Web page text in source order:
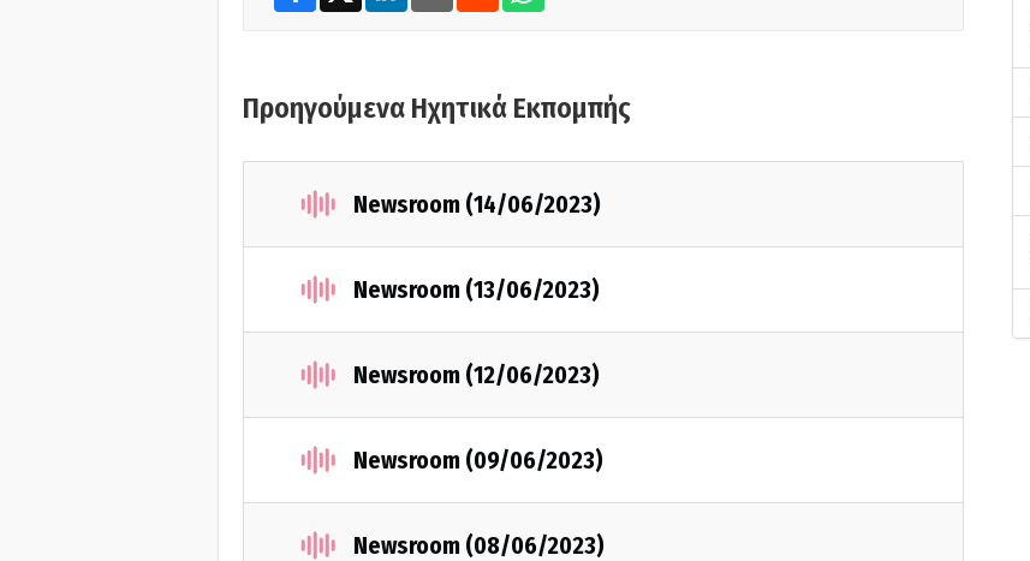
Προηγούμενα Ηχητικά Εκπομπής
Newsroom (14/06/2023)
Newsroom (13/06/2023)
Newsroom (12/06/2023)
Newsroom (09/06/2023)
Newsroom (08/06/2023)